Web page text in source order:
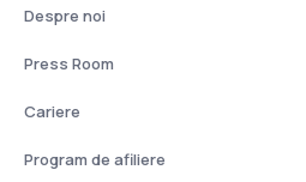
Despre noi
Press Room
Cariere
Program de afiliere